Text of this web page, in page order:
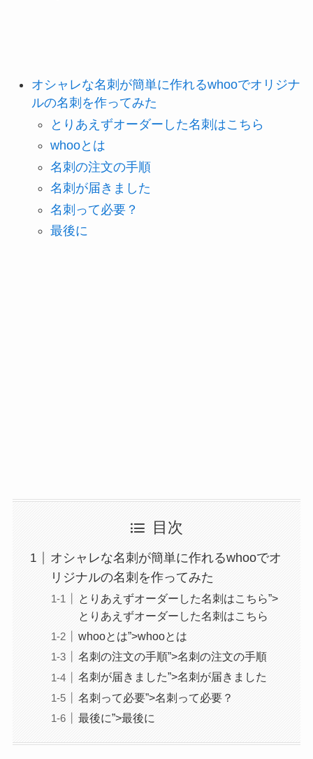
オシャレな名刺が簡単に作れるwhooでオリジナ
ルの名刺を作ってみた
とりあえずオーダーした名刺はこちら
whooとは
名刺の注文の手順
名刺が届きました
名刺って必要？
最後に
目次
オシャレな名刺が簡単に作れるwhooでオ
リジナルの名刺を作ってみた
とりあえずオーダーした名刺はこちら”>
とりあえずオーダーした名刺はこちら
whooとは”>whooとは
名刺の注文の手順”>名刺の注文の手順
名刺が届きました”>名刺が届きました
名刺って必要”>名刺って必要？
最後に”>最後に